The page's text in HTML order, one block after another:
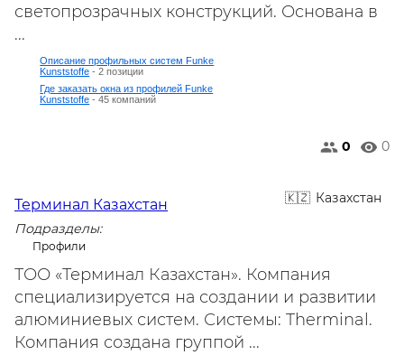
светопрозрачных конструкций. Основана в
...
Описание профильных систем Funke
Kunststoffe - 2 позиции
Где заказать окна из профилей Funke
Kunststoffe - 45 компаний
0 0
Казахстан
Терминал Казахстан
Подразделы:
Профили
ТОО «Терминал Казахстан». Компания
специализируется на создании и развитии
алюминиевых систем. Системы: Therminal.
Компания создана группой ...